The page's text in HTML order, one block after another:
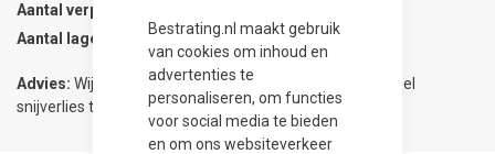
Bestrating.nl maakt gebruik
van cookies om inhoud en
advertenties te
personaliseren, om functies
voor social media te bieden
en om ons websiteverkeer
Aantal verpakkingen
Aantal lagen
Advies: Wij adviseren 5% meer te bestellen om eventueel
snijverlies te compenseren.